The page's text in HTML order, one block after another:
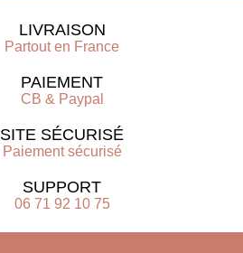
LIVRAISON
Partout en France
PAIEMENT
CB & Paypal
SITE SÉCURISÉ
Paiement sécurisé
SUPPORT
06 71 92 10 75